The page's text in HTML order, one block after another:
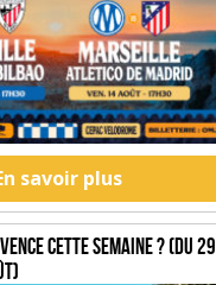
savoir plus
cette semaine ? (du 29